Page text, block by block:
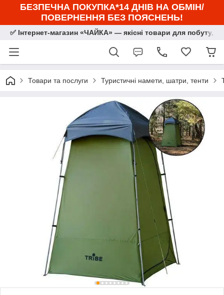
БЕЗПЕЧНА ПОКУПКА*14 ДНІВ НА ОБМІН/
ПОВЕРНЕННЯ БЕЗ ПОЯСНЕНЬ!
✅ Інтернет-магазин «ЧАЙКА» — якісні товари для побуту,
Товари та послуги Туристичні намети, шатри, тенти